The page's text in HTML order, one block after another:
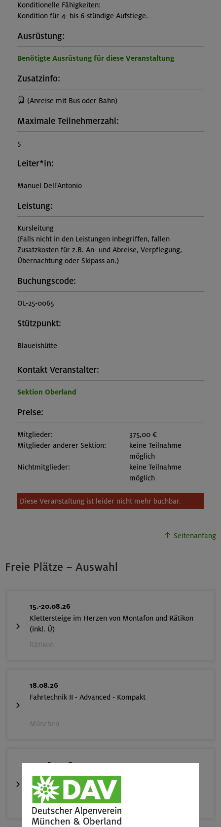
Konditionelle Fähigkeiten:
Kondition für 4- bis 6-stündige Aufstiege.
Ausrüstung:
Benötigte Ausrüstung für diese Veranstaltung
Zusatzinfo:
(Anreise mit Bus oder Bahn)
Maximale Teilnehmerzahl:
5
Leiter*in:
Manuel Dell'Antonio
Leistung:
Kursleitung
(Falls nicht in den Leistungen inbegriffen, fallen
Zusatzkosten für z.B. An- und Abreise, Verpflegung,
Übernachtung oder Skipass an.)
Buchungscode:
OL-25-0065
Stützpunkt:
Blaueishütte
Kontakt Veranstalter:
Sektion Oberland
Preise:
Mitglieder:
375,00 €
Mitglieder anderer Sektion:
keine Teilnahme
möglich
Nichtmitglieder:
keine Teilnahme
möglich
Diese Veranstaltung ist leider nicht mehr buchbar.
Seitenanfang
Freie Plätze – Auswahl
15.-20.08.26
Klettersteige im Herzen von Montafon und Rätikon
(inkl. Ü)
Rätikon
18.08.26
Fahrtechnik II - Advanced - Kompakt
München
02.-06.09.26
Durchquerung der Monzoni- und der Latemargruppe
Dolomiten